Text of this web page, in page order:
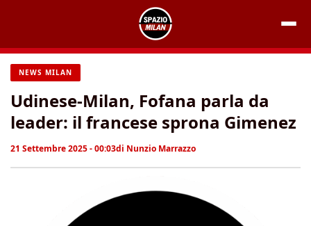
contenuto
NEWS MILAN
Udinese-Milan, Fofana parla da
leader: il francese sprona Gimenez
21 Settembre 2025 - 00:03di Nunzio Marrazzo